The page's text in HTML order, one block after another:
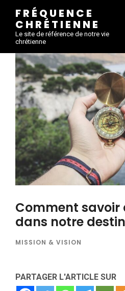
FRÉQUENCE
CHRÉTIENNE
Le site de référence de notre vie
chrétienne
Comment savoir
dans notre
MISSION & VISION
PARTAGER L'ARTICLE SUR